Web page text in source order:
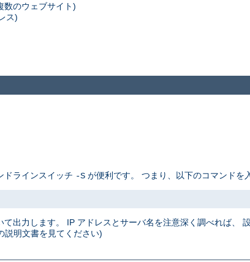
数のウェブサイト)
ス)
ドラインスイッチ -S が便利です。 つまり、以下のコマンドを
出力します。 IP アドレスとサーバ名を注意深く調べれば、
説明文書を見てください)